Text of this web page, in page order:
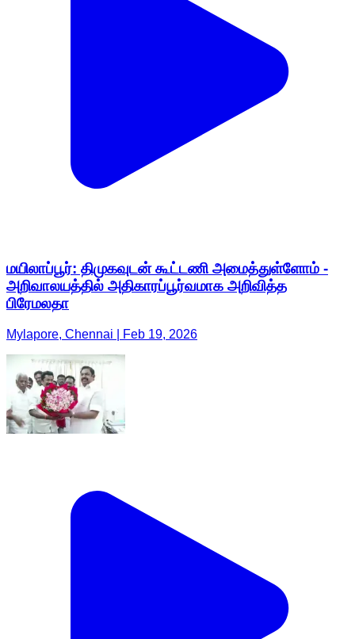
மயிலாப்பூர்: திமுகவுடன் கூட்டணி அமைத்துள்ளோம் -
அறிவாலயத்தில் அதிகாரப்பூர்வமாக அறிவித்த
பிரேமலதா
Mylapore, Chennai | Feb 19, 2026